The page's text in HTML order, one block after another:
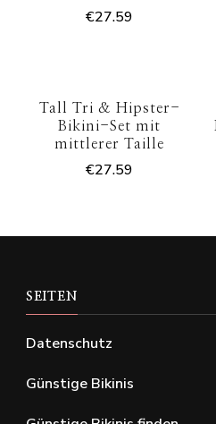
€27.59
Tall Tri & Hipster-
Bikini-Set mit
mittlerer Taille
€27.59
SEITEN
Datenschutz
Günstige Bikinis